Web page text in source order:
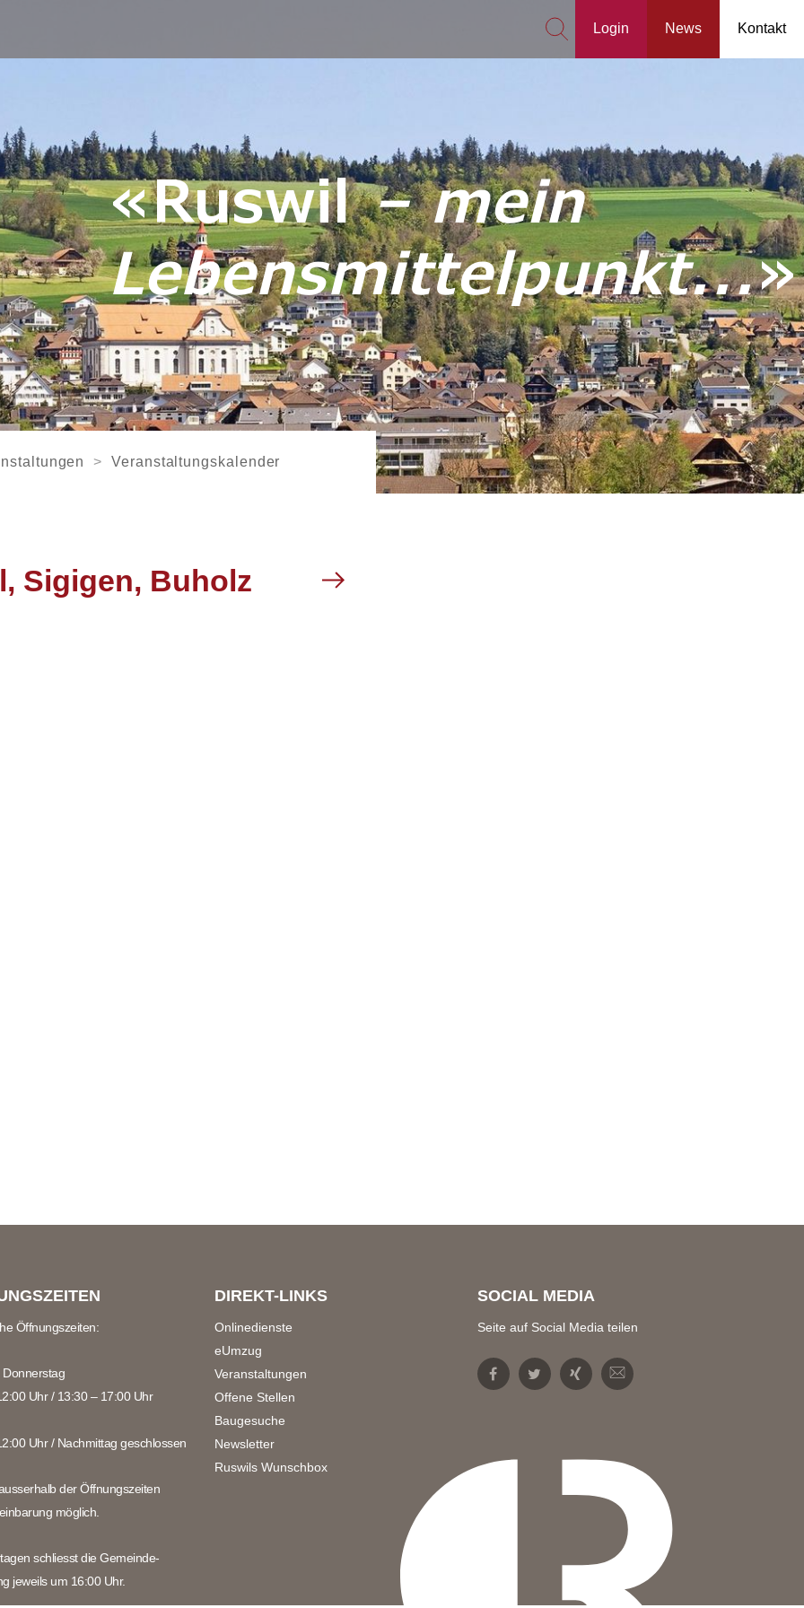
Login News Kontakt
«Ruswil– mein
Lebensmittelpunkt...»
Veranstaltungskalender
Sigigen, Buholz
Öffnungszeiten:
Donnerstag
Uhr / 13:30 – 17:00 Uhr
Uhr / Nachmittag geschlossen
der Öffnungszeiten
möglich.
schliesst die Gemeinde-
jeweils um 16:00 Uhr.
DIREKT-LINKS
Onlinedienste
eUmzug
Veranstaltungen
Offene Stellen
Baugesuche
Newsletter
Ruswils Wunschbox
SOCIAL MEDIA
Seite auf Social Media teilen